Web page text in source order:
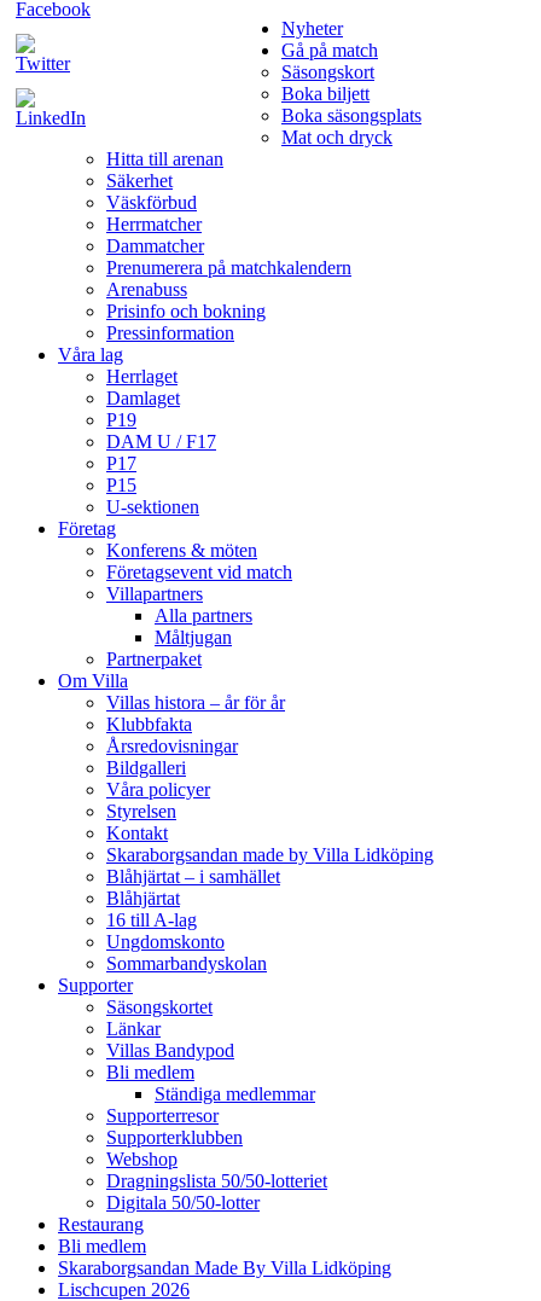
Nyheter
Gå på match
Säsongskort
Boka biljett
Boka säsongsplats
Mat och dryck
Hitta till arenan
Säkerhet
Väskförbud
Herrmatcher
Dammatcher
Prenumerera på matchkalendern
Arenabuss
Prisinfo och bokning
Pressinformation
Våra lag
Herrlaget
Damlaget
P19
DAM U / F17
P17
P15
U-sektionen
Företag
Konferens & möten
Företagsevent vid match
Villapartners
Alla partners
Måltjugan
Partnerpaket
Om Villa
Villas histora – år för år
Klubbfakta
Årsredovisningar
Bildgalleri
Våra policyer
Styrelsen
Kontakt
Skaraborgsandan made by Villa Lidköping
Blåhjärtat – i samhället
Blåhjärtat
16 till A-lag
Ungdomskonto
Sommarbandyskolan
Supporter
Säsongskortet
Länkar
Villas Bandypod
Bli medlem
Ständiga medlemmar
Supporterresor
Supporterklubben
Webshop
Dragningslista 50/50-lotteriet
Digitala 50/50-lotter
Restaurang
Bli medlem
Skaraborgsandan Made By Villa Lidköping
Lischcupen 2026